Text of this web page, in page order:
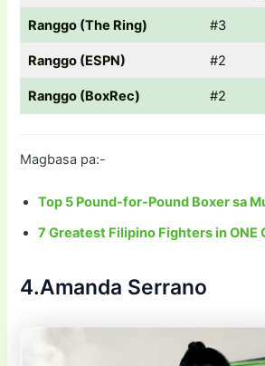
Ranggo (The Ring) #3
Ranggo (ESPN) #2
Ranggo (BoxRec) #2
Magbasa pa:-
Top 5 Pound-for-Pound Boxer sa
7 Greatest Filipino Fighters in ONE
4.Amanda Serrano